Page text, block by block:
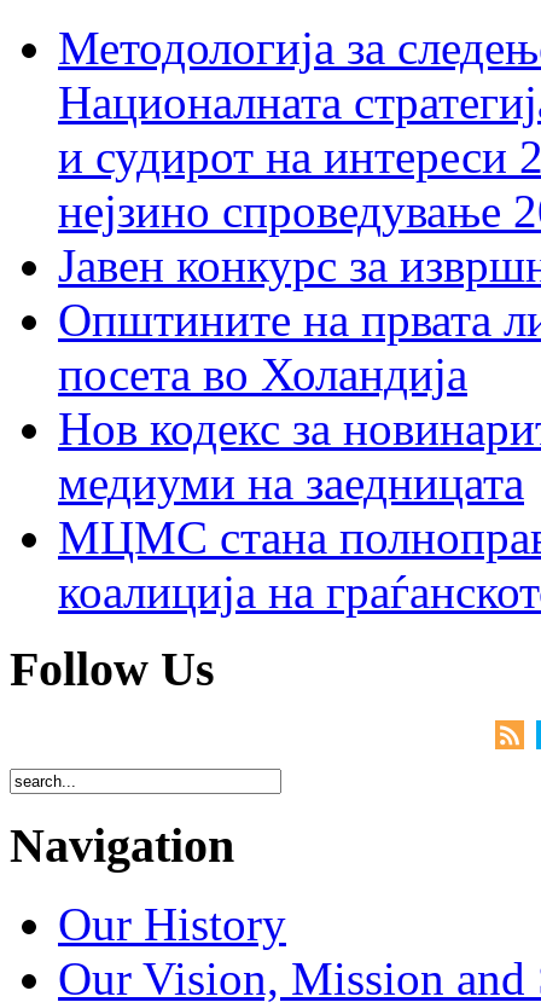
Методологија за
Националната
и судирот на интереси
нејзино спроведување
Јавен конкурс за
Општините на првата
посета во Холандија
Нов кодекс за
медиуми на заедницата
МЦМС стана
коалиција на
Follow Us
Navigation
Our History
Our Vision, Mission and